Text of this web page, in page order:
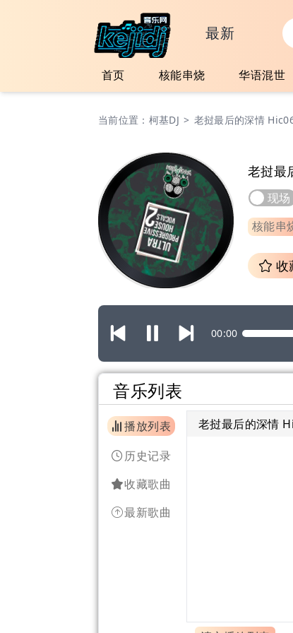
最新
首页 核能串烧 华语混世
当前位置： 柯基DJ > 老挝最后的深情
现场
老挝最
核能串
收
00:00
音乐列表
播放列表
历史记录
收藏歌曲
最新歌曲
老挝最后的深情